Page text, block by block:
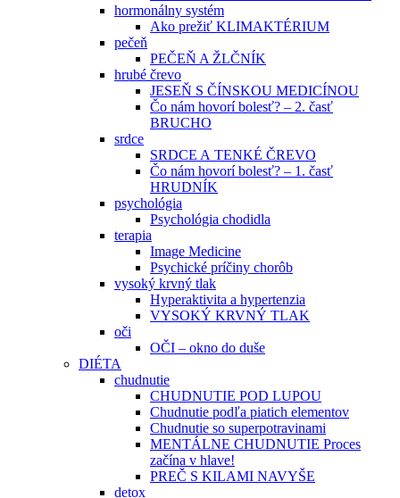
hormonálny systém
Ako prežiť KLIMAKTÉRIUM
pečeň
PEČEŇ A ŽLČNÍK
hrubé črevo
JESEŇ S ČÍNSKOU MEDICÍNOU
Čo nám hovorí bolesť? – 2. časť
BRUCHO
srdce
SRDCE A TENKÉ ČREVO
Čo nám hovorí bolesť? – 1. časť
HRUDNÍK
psychológia
Psychológia chodidla
terapia
Image Medicine
Psychické príčiny chorôb
vysoký krvný tlak
Hyperaktivita a hypertenzia
VYSOKÝ KRVNÝ TLAK
oči
OČI – okno do duše
DIÉTA
chudnutie
CHUDNUTIE POD LUPOU
Chudnutie podľa piatich elementov
Chudnutie so superpotravinami
MENTÁLNE CHUDNUTIE Proces
začína v hlave!
PREČ S KILAMI NAVYŠE
detox